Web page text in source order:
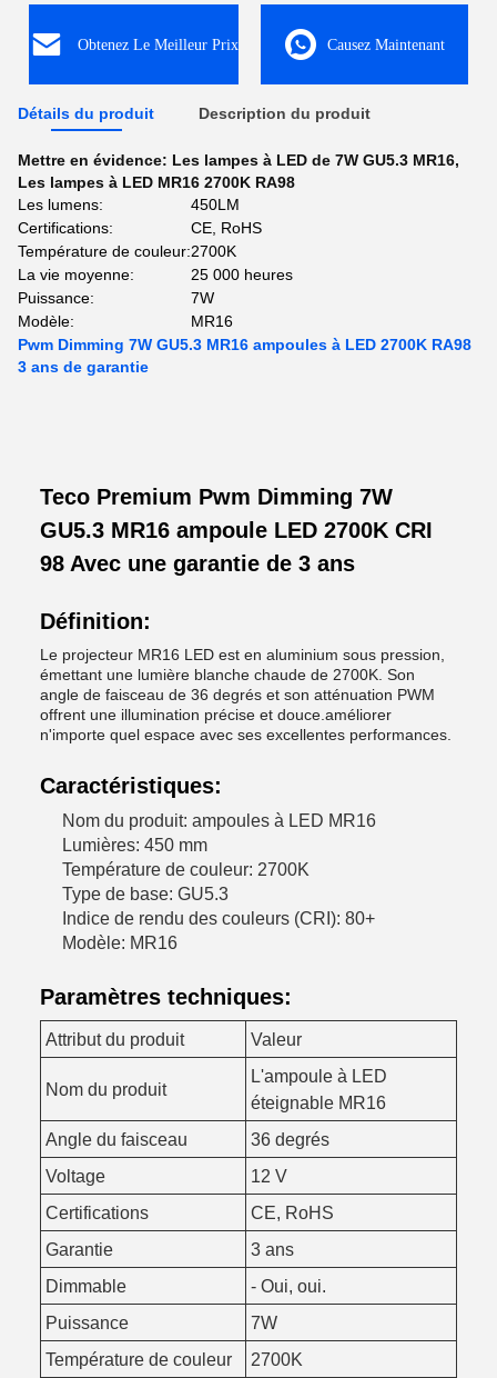
Obtenez Le Meilleur Prix Causez Maintenant
Détails du produit Description du produit
Mettre en évidence: Les lampes à LED de 7W GU5.3 MR16,
Les lampes à LED MR16 2700K RA98
Les lumens:
450LM
Certifications:
CE, RoHS
Température de couleur:2700K
La vie moyenne:
25 000 heures
Puissance:
7W
Modèle:
MR16
Pwm Dimming 7W GU5.3 MR16 ampoules à LED 2700K RA98
3 ans de garantie
Teco Premium Pwm Dimming 7W
GU5.3 MR16 ampoule LED 2700K CRI
98 Avec une garantie de 3 ans
Définition:
Le projecteur MR16 LED est en aluminium sous pression,
émettant une lumière blanche chaude de 2700K. Son
angle de faisceau de 36 degrés et son atténuation PWM
offrent une illumination précise et douce.améliorer
n'importe quel espace avec ses excellentes performances.
Caractéristiques:
Nom du produit: ampoules à LED MR16
Lumières: 450 mm
Température de couleur: 2700K
Type de base: GU5.3
Indice de rendu des couleurs (CRI): 80+
Modèle: MR16
Paramètres techniques:
Attribut du produit Valeur
Nom du produit
L'ampoule à LED
éteignable MR16
Angle du faisceau
36 degrés
Voltage
12 V
Certifications
CE, RoHS
Garantie
3 ans
Dimmable
- Oui, oui.
Puissance
7W
Température de couleur
2700K